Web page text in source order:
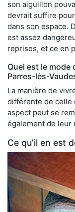
son aiguillon
devrait suffire
dans son espace.
est assez
reprises, et ce en
Quel est le mode
Parres-lès-
La manière de
différente de celle
aspect peut se
également de leur
Ce qu’il en est